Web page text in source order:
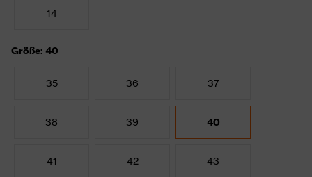
14
Größe: 40
35 36 37
38 39 40
41 42 43